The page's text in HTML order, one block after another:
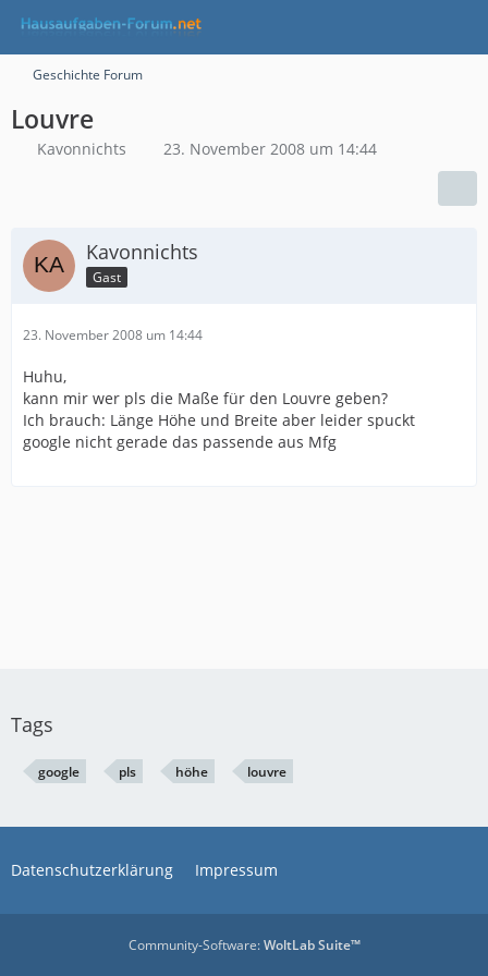
Geschichte Forum
Louvre
Kavonnichts 23. November 2008 um 14:44
Kavonnichts
Gast
23. November 2008 um 14:44
Huhu,
kann mir wer pls die Maße für den Louvre geben?
Ich brauch: Länge Höhe und Breite aber leider spuckt
google nicht gerade das passende aus Mfg
Tags
google pls höhe louvre
Datenschutzerklärung Impressum
Community-Software:WoltLab Suite™